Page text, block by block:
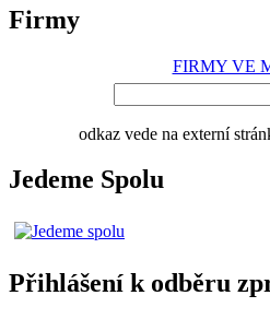
Firmy
FIRMY VE
odkaz vede na externí
Jedeme Spolu
Přihlášení k odběru